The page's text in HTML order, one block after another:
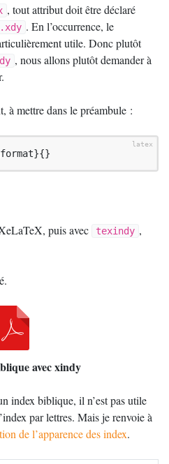
, tout attribut doit être déclaré
.xdy . En l’occurrence, le
utile. Donc plutôt
, nous allons plutôt demander à
à mettre dans le préambule :
puis avec texindy ,
avec xindy
index biblique, il n’est pas utile
par lettres. Mais je renvoie à
de l’apparence des index.